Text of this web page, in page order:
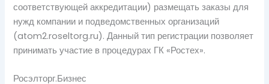
соответствующей аккредитации) размещать заказы для
нужд компании и подведомственных организаций
(atom2.roseltorg.ru). Данный тип регистрации позволяет
принимать участие в процедурах ГК «Ростех».
Росэлторг.Бизнес